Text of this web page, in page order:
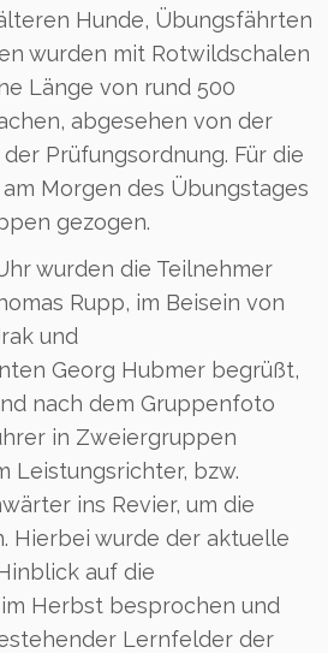
Hunde, Übungsfährten
wurden mit Rotwildschalen
Länge von rund 500
abgesehen von der
Prüfungsordnung. Für die
Morgen des Übungstages
gezogen.
wurden die Teilnehmer
Rupp, im Beisein von
und
Georg Hubmer begrüßt,
nach dem Gruppenfoto
in Zweiergruppen
Leistungsrichter, bzw.
ins Revier, um die
Hierbei wurde der aktuelle
auf die
Herbst besprochen und
Lernfelder der